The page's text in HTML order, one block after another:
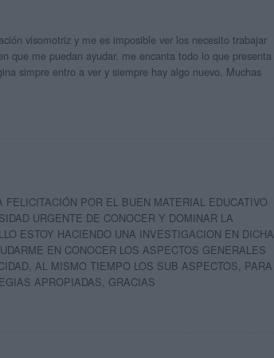
visomotriz y me es imposible ver los necesito trabajar
que me puedan ayudar. me encanta todo lo que presenta
simpre entro a ver y siempre hay algo nuevo. Muchas
POR EL BUEN MATERIAL EDUCATIVO
URGENTE DE CONOCER Y DOMINAR LA
ESTOY HACIENDO UNA INVESTIGACION EN DICHA
EN CONOCER LOS ASPECTOS GENERALES
AL MISMO TIEMPO LOS SUB ASPECTOS, PARA
APROPIADAS, GRACIAS